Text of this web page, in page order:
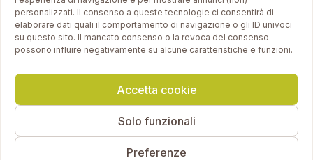
personalizzati. Il consenso a queste tecnologie ci consentirà di
elaborare dati quali il comportamento di navigazione o gli ID univoci
su questo sito. Il mancato consenso o la revoca del consenso
possono influire negativamente su alcune caratteristiche e funzioni.
Accetta cookie
Solo funzionali
Preferenze